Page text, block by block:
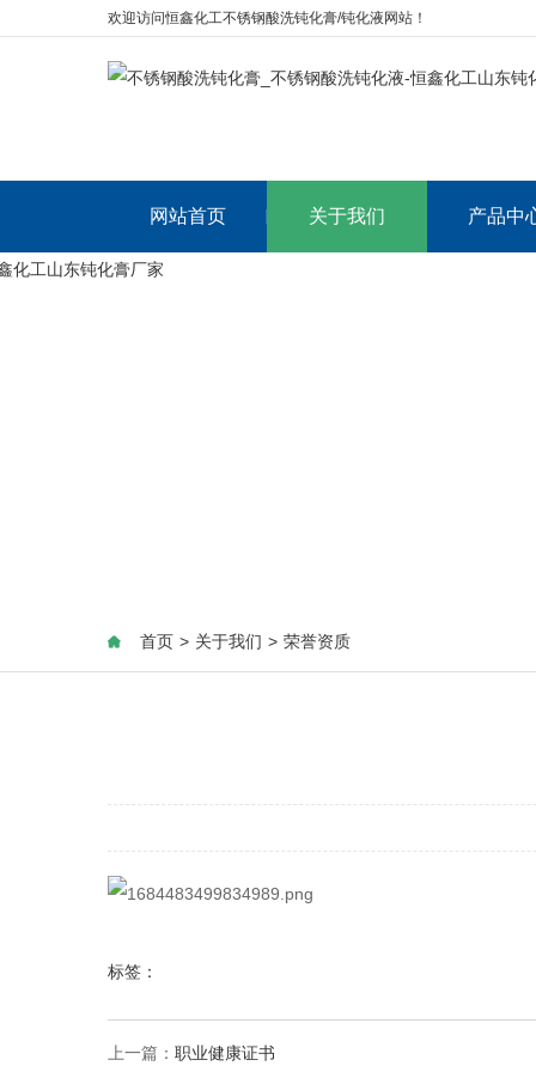
欢迎访问恒鑫化工不锈钢酸洗钝化膏/钝化液网站！
网站首页 关于我们 产品中
首页 > 关于我们 > 荣誉资质
标签：
上一篇： 职业健康证书